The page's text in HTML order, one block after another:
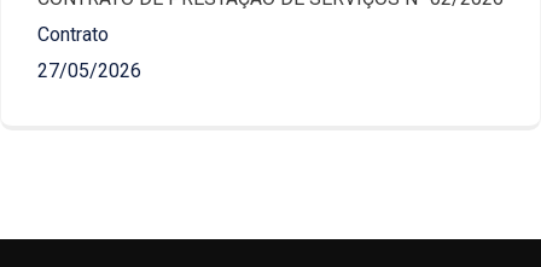
Contrato
27/05/2026